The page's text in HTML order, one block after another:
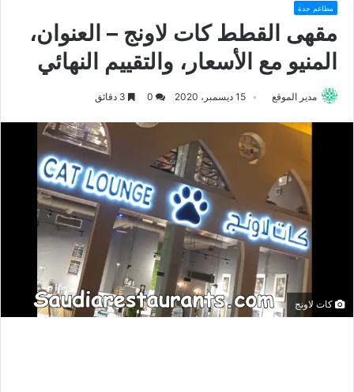
مطاعم جدة
مقهى القطط كات لاونج – العنوان،
المنيو مع الأسعار، والتقييم النهائي
مدير الموقع 15 ديسمبر، 2020
كات لاونج